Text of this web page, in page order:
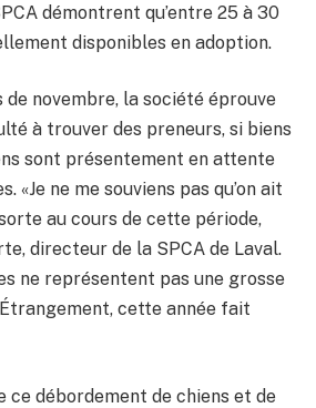
démontrent qu’entre 25 à 30
disponibles en adoption.
de novembre, la société éprouve
à trouver des preneurs, si biens
sont présentement en attente
«Je ne me souviens pas qu’on ait
au cours de cette période,
directeur de la SPCA de Laval.
ne représentent pas une grosse
cette année fait
ce débordement de chiens et de